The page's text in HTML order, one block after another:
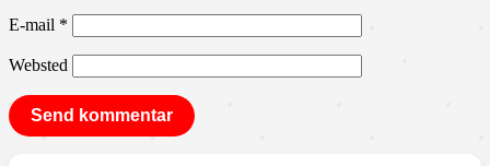
E-mail *
Websted